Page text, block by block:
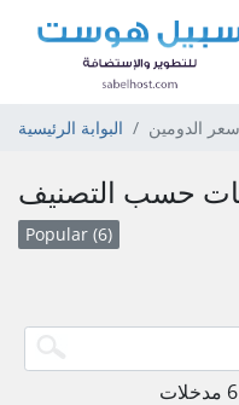
البوابة الرئيسية سعر الدومين
حسب التصنيف
Popular (6)